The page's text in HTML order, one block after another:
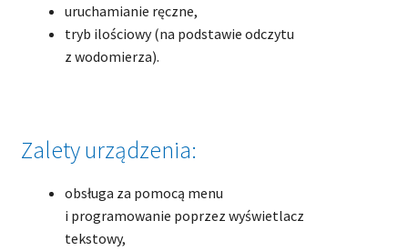
uruchamianie ręczne,
tryb ilościowy (na podstawie odczytu
z wodomierza).
Zalety urządzenia:
obsługa za pomocą menu
i programowanie poprzez wyświetlacz
tekstowy,